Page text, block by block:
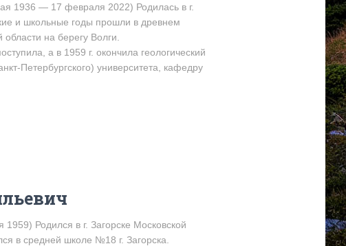
1936 — 17 февраля 2022) Родилась в г.
и школьные годы прошли в древнем
на берегу Волги.
а в 1959 г. окончила геологический
Петербургского) университета, кафедру
Родился в г. Загорске Московской
в средней школе №18 г. Загорска.